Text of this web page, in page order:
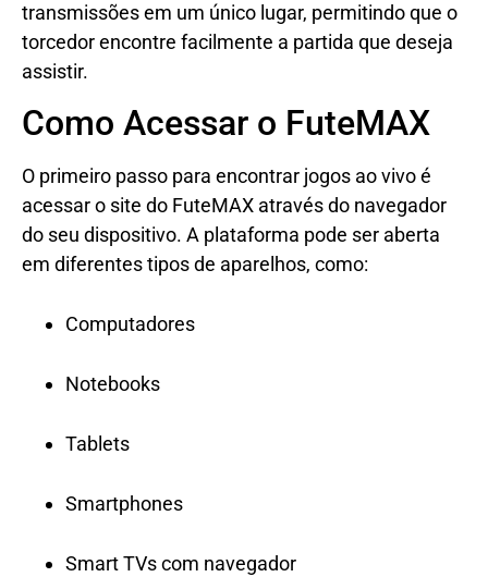
transmissões em um único lugar, permitindo que o
torcedor encontre facilmente a partida que deseja
assistir.
Como Acessar o FuteMAX
O primeiro passo para encontrar jogos ao vivo é
acessar o site do FuteMAX através do navegador
do seu dispositivo. A plataforma pode ser aberta
em diferentes tipos de aparelhos, como:
Computadores
Notebooks
Tablets
Smartphones
Smart TVs com navegador